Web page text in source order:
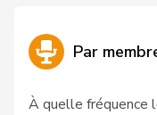
Par
À quelle fréquence